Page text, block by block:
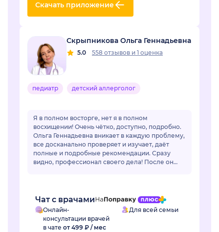
Скачать приложение
Скрыпникова Ольга Геннадьевна
5.0 558 отзывов и 1 оценка
педиатр детский аллерголог
Я в полном восторге, нет я в полном
восхищении! Очень чётко, доступно, подробно.
Ольга Геннадьевна вникает в каждую проблему,
все досканально проверяет и изучает, даёт
полные и подробные рекомендации. Сразу
видно, профессионал своего дела! После он
Чат с врачами
Онлайн-
консультации врачей
в чате от 499 ₽ / мес
Для всей семьи